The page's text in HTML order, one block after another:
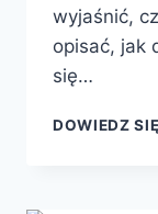
wyjaśnić,
opisać, jak
się…
DOWIEDZ